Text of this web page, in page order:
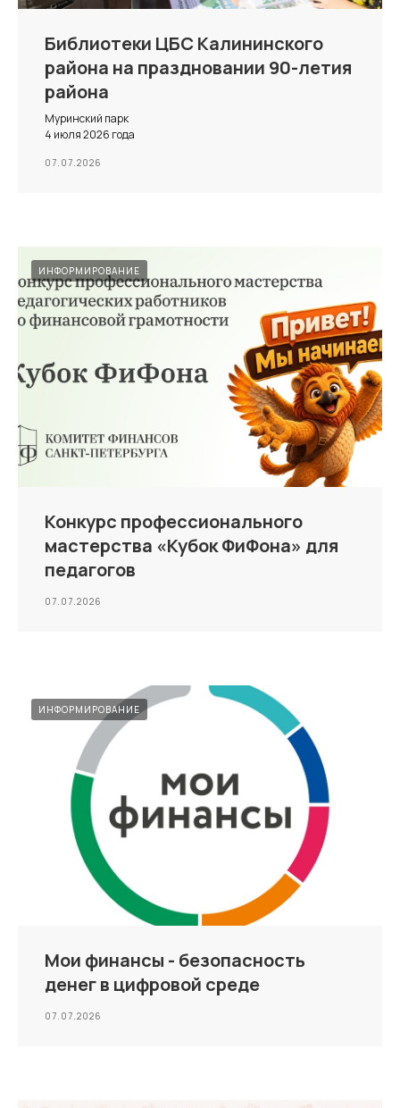
Библиотеки ЦБС Калининского
района на праздновании 90-летия
района
Муринский парк
4 июля 2026 года
07.07.2026
ИНФОРМИРОВАНИЕ
Конкурс профессионального
мастерства «Кубок ФиФона» для
педагогов
07.07.2026
ИНФОРМИРОВАНИЕ
Мои финансы - безопасность
денег в цифровой среде
07.07.2026